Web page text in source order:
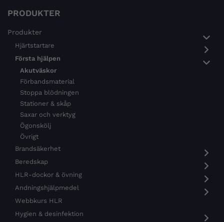
PRODUKTER
Produkter
Hjärtstartare
Första hjälpen
Akutväskor
Förbandsmaterial
Stoppa blödningen
Stationer & skåp
Saxar och verktyg
Ögonskölj
Övrigt
Brandsäkerhet
Beredskap
HLR-dockor & övning
Andningshjälpmedel
Webbkurs HLR
Hygien & desinfektion